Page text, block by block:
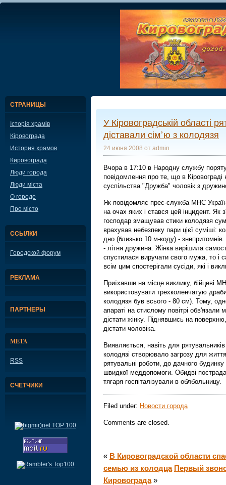
СТРАНИЦЫ
Історія храмів
Кіровограда
История храмов
Кировограда
Люди города
Люди міста
О городе
Про місто
ССЫЛКИ
Городской форум
РЕКЛАМА
ПАРТНЕРЫ
META
RSS
СЧЕТЧИКИ
У Кіровоградській області
діставали сім’ю з колодязя
24 июня 2008 от admin
Вчора в 17:10 в Народну службу
повідомлення про те, що в Кіровограді
суспільства "Дружба" чоловік з
Як повідомляє прес-служба МНС
на очах яких і стався цей інцидент. Як
господар змащував стики колодязя
врахував небезпеку пари цієї суміші:
дно (близько 10 м-коду) -
- літня дружина. Жінка вирішила
спустилася виручати свого мужа, то і
всім цим спостерігали сусіди, які і
Приїхавши на місце виклику, бійцеві
використовувати трехколенчатую
колодязя був всього - 80 см). Тому,
апараті на стислому повітрі обв'язали
дістати жінку. Піднявшись на
дістати чоловіка.
Виявляється, навіть для
колодязі створювало загрозу для
рятувальні роботи, до дачного
швидкої меддопомоги. Обидві
тягаря госпіталізували в облбольницу.
Filed under: Новости города
Comments are closed.
« В Кировоградской области
семью из колодца Первый
Кировограда»